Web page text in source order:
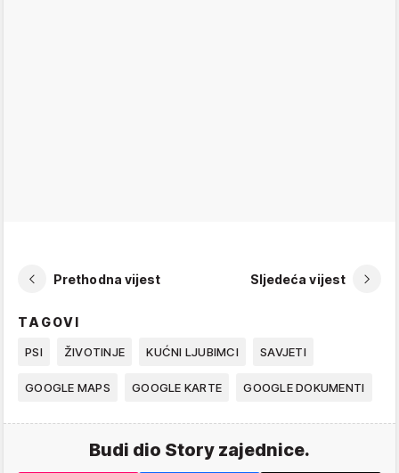
Prethodna vijest Sljedeća vijest
TAGOVI
PSI ŽIVOTINJE KUĆNI LJUBIMCI SAVJETI
GOOGLE MAPS GOOGLE KARTE GOOGLE DOKUMENTI
Budi dio Story zajednice.